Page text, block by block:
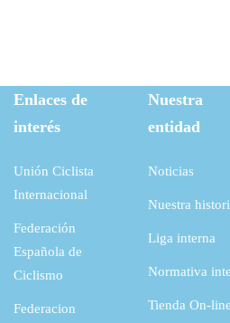
Enlaces de
interés
Unión Ciclista
Internacional
Federación
Española de
Ciclismo
Federacion
Nuestra
entidad
Noticias
Nuestra
Liga interna
Normativa
Tienda On-line